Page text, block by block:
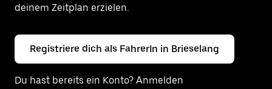
deinem Zeitplan erzielen.
Registriere dich als FahrerIn in Brieselang
Du hast bereits ein Konto? Anmelden